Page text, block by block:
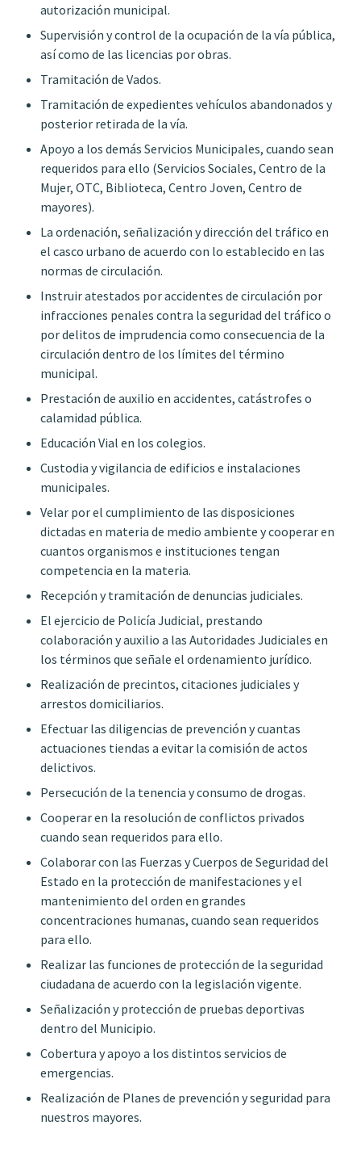
autorización municipal.
Supervisión y control de la ocupación de la vía pública,
así como de las licencias por obras.
Tramitación de Vados.
Tramitación de expedientes vehículos abandonados y
posterior retirada de la vía.
Apoyo a los demás Servicios Municipales, cuando sean
requeridos para ello (Servicios Sociales, Centro de la
Mujer, OTC, Biblioteca, Centro Joven, Centro de
mayores).
La ordenación, señalización y dirección del tráfico en
el casco urbano de acuerdo con lo establecido en las
normas de circulación.
Instruir atestados por accidentes de circulación por
infracciones penales contra la seguridad del tráfico o
por delitos de imprudencia como consecuencia de la
circulación dentro de los límites del término
municipal.
Prestación de auxilio en accidentes, catástrofes o
calamidad pública.
Educación Vial en los colegios.
Custodia y vigilancia de edificios e instalaciones
municipales.
Velar por el cumplimiento de las disposiciones
dictadas en materia de medio ambiente y cooperar en
cuantos organismos e instituciones tengan
competencia en la materia.
Recepción y tramitación de denuncias judiciales.
El ejercicio de Policía Judicial, prestando
colaboración y auxilio a las Autoridades Judiciales en
los términos que señale el ordenamiento jurídico.
Realización de precintos, citaciones judiciales y
arrestos domiciliarios.
Efectuar las diligencias de prevención y cuantas
actuaciones tiendas a evitar la comisión de actos
delictivos.
Persecución de la tenencia y consumo de drogas.
Cooperar en la resolución de conflictos privados
cuando sean requeridos para ello.
Colaborar con las Fuerzas y Cuerpos de Seguridad del
Estado en la protección de manifestaciones y el
mantenimiento del orden en grandes
concentraciones humanas, cuando sean requeridos
para ello.
Realizar las funciones de protección de la seguridad
ciudadana de acuerdo con la legislación vigente.
Señalización y protección de pruebas deportivas
dentro del Municipio.
Cobertura y apoyo a los distintos servicios de
emergencias.
Realización de Planes de prevención y seguridad para
nuestros mayores.